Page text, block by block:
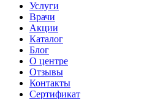
Услуги
Врачи
Акции
Каталог
Блог
О центре
Отзывы
Контакты
Сертификат